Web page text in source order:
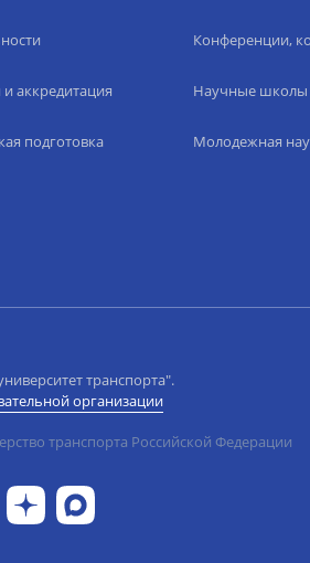
аккредитация
подготовка
Конференции,
Научные школы
Молодежная
транспорта".
организации
транспорта Российской Федерации